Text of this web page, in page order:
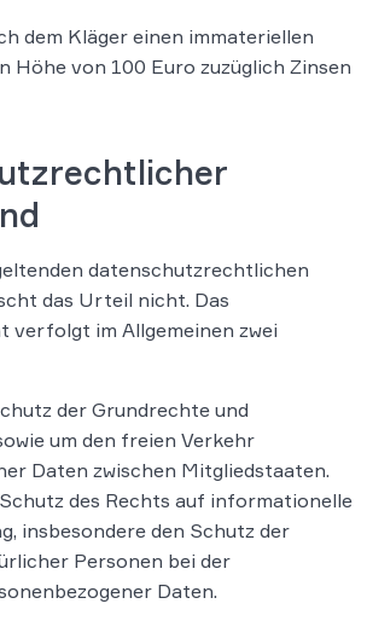
dem Kläger einen immateriellen
Höhe von 100 Euro zuzüglich Zinsen
datenschutzrechtlichen
das Urteil nicht. Das
verfolgt im Allgemeinen zwei
der Grundrechte und
um den freien Verkehr
Daten zwischen Mitgliedstaaten.
des Rechts auf informationelle
insbesondere den Schutz der
Personen bei der
Daten.